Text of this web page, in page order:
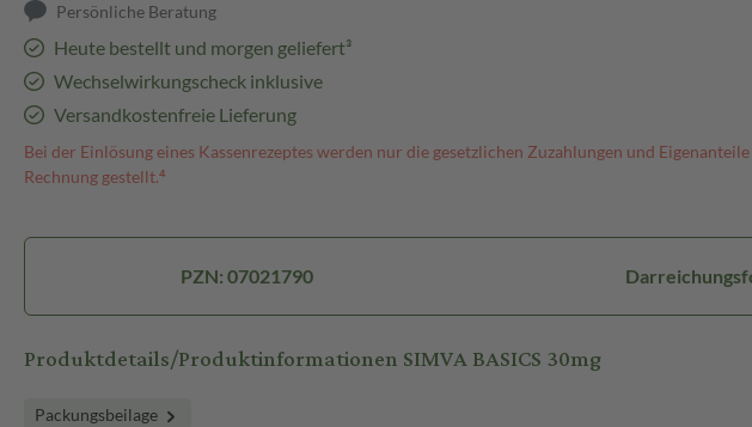
Persönliche Beratung
Heute bestellt und morgen geliefert³
Wechselwirkungscheck inklusive
Versandkostenfreie Lieferung
Bei der Einlösung eines Kassenrezeptes werden nur die gesetzlichen Zuzahlungen und
Rechnung gestellt.⁴
PZN: 07021790
Produktdetails/Produktinformationen SIMVA BASICS 30mg
Packungsbeilage